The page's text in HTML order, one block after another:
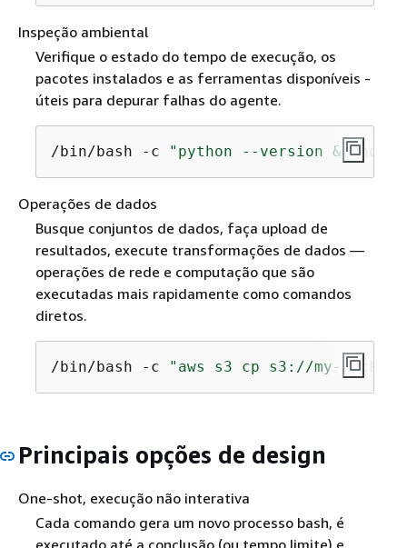
Inspeção ambiental
Verifique o estado do tempo de execução, os
pacotes instalados e as ferramentas disponíveis -
úteis para depurar falhas do agente.
/bin/bash -c "python --version &&
Operações de dados
Busque conjuntos de dados, faça upload de
resultados, execute transformações de dados —
operações de rede e computação que são
executadas mais rapidamente como comandos
diretos.
/bin/bash -c "aws s3 cp s3://my-
Principais opções de design
One-shot, execução não interativa
Cada comando gera um novo processo bash, é
executado até a conclusão (ou tempo limite) e